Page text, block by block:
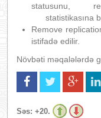
statusunu,
statistikasına
Remove
istifadə edilir.
Növbəti məqalələrdə
Səs: +20.